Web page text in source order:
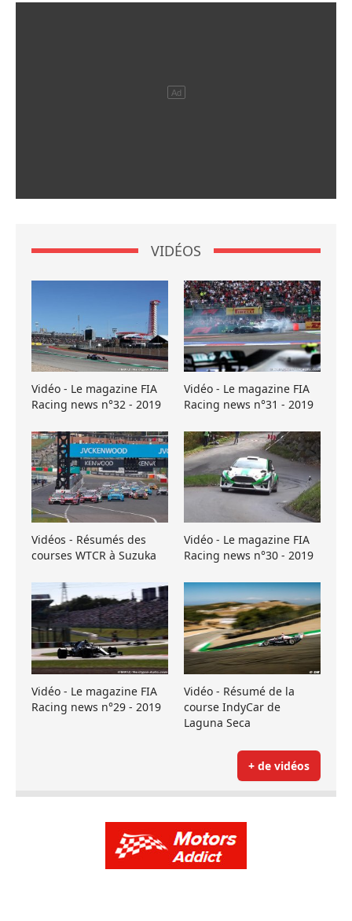
VIDÉOS
Vidéo - Le magazine FIA
Racing news n°32 - 2019
Vidéo - Le magazine FIA
Racing news n°31 - 2019
Vidéos - Résumés des
courses WTCR à Suzuka
Vidéo - Le magazine FIA
Racing news n°30 - 2019
Vidéo - Le magazine FIA
Racing news n°29 - 2019
Vidéo - Résumé de la
course IndyCar de
Laguna Seca
+ de vidéos